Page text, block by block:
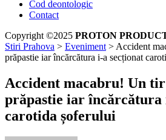
Cod deontologic
Contact
Copyright ©2025 PROTON
Stiri Prahova > Eveniment > Accident
prăpastie iar încărcătura i-a secționat
Accident macabru! Un
prăpastie iar încărcătura
carotida șoferului